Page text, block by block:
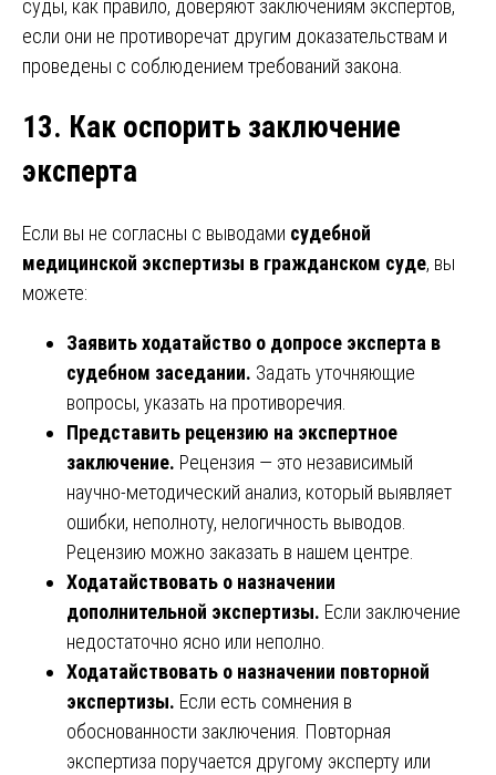
суды, как правило, доверяют заключениям экспертов,
если они не противоречат другим доказательствам и
проведены с соблюдением требований закона.
13. Как оспорить заключение
эксперта
Если вы не согласны с выводами судебной
медицинской экспертизы в гражданском суде, вы
можете:
Заявить ходатайство о допросе эксперта в
судебном заседании. Задать уточняющие
вопросы, указать на противоречия.
Представить рецензию на экспертное
заключение. Рецензия — это независимый
научно-методический анализ, который выявляет
ошибки, неполноту, нелогичность выводов.
Рецензию можно заказать в нашем центре.
Ходатайствовать о назначении
дополнительной экспертизы. Если заключение
недостаточно ясно или неполно.
Ходатайствовать о назначении повторной
экспертизы. Если есть сомнения в
обоснованности заключения. Повторная
экспертиза поручается другому эксперту или